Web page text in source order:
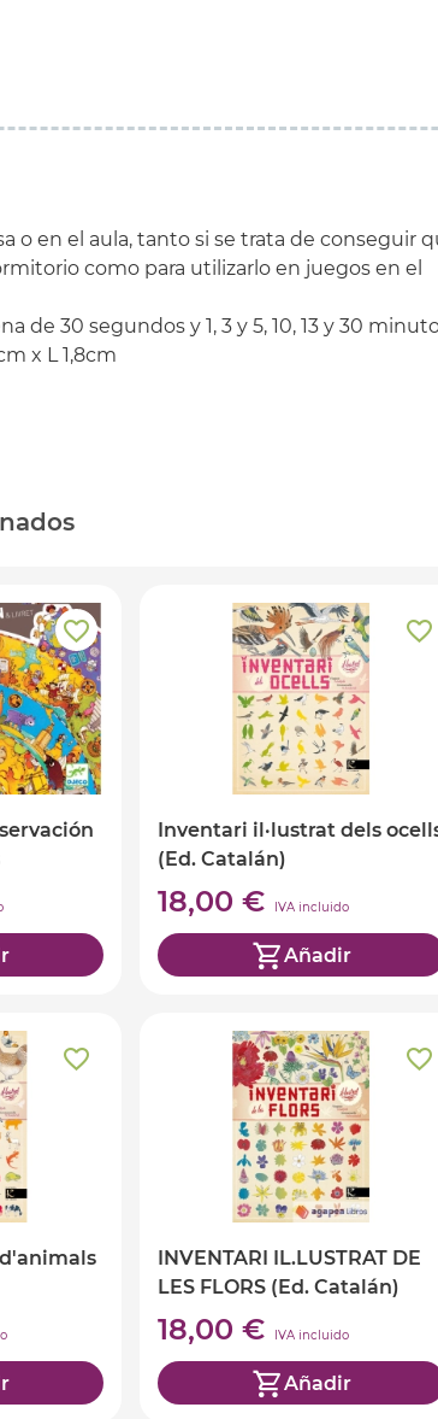
o en el aula, tanto si se trata de conseguir
como para utilizarlo en juegos en el
de 30 segundos y 1, 3 y 5, 10, 13 y 30
x L 1,8cm
Inventari il·lustrat dels
(Ed. Catalán)
18,00 € IVA incluido
Añadir
INVENTARI IL.LUSTRAT DE
LES FLORS (Ed. Catalán)
18,00 € IVA incluido
Añadir